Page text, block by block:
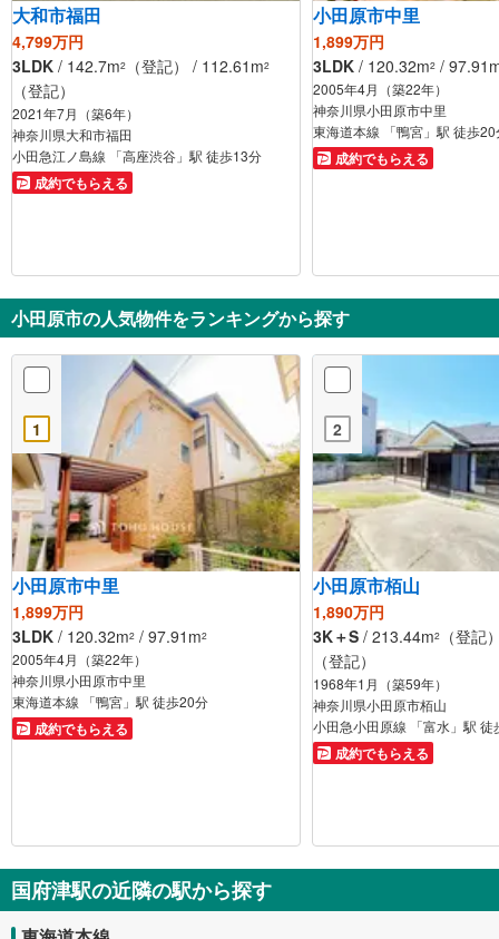
大和市福田
4,799万円
3LDK / 142.7m2 （登記） / 112.61m2
（登記）
2021年7月（築6年）
神奈川県大和市福田
小田急江ノ島線 「高座渋谷」駅 徒歩13分
成約でもらえる
小田原市中里
1,899万円
3LDK / 120.32m2 /
2005年4月（築22年）
神奈川県小田原市中里
東海道本線 「鴨宮」駅 徒歩
成約でもらえる
小田原市の人気物件をランキングから探す
1
小田原市中里
1,899万円
3LDK / 120.32m2 / 97.91m2
2005年4月（築22年）
神奈川県小田原市中里
東海道本線 「鴨宮」駅 徒歩20分
成約でもらえる
2
小田原市栢山
1,890万円
3K＋S / 213.44m2
（登記
（登記）
1968年1月（築59年）
神奈川県小田原市栢山
小田急小田原線 「富水」駅 徒
成約でもらえる
国府津駅の近隣の駅から探す